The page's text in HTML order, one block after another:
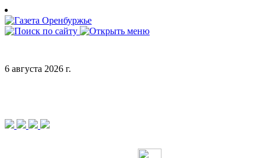
Skip
to
content
6 августа 2026 г.